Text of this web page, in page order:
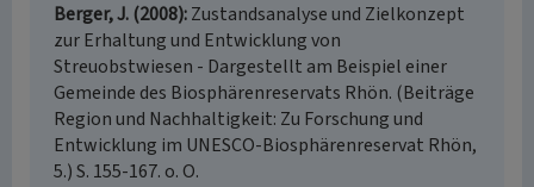
Berger, J. (2008) Zustandsanalyse und Zielkonzept
zur Erhaltung und Entwicklung von
Streuobstwiesen - Dargestellt am Beispiel einer
Gemeinde des Biosphärenreservats Rhön. (Beiträge
Region und Nachhaltigkeit: Zu Forschung und
Entwicklung im UNESCO-Biosphärenreservat Rhön,
5.) S. 155-167. o. O.